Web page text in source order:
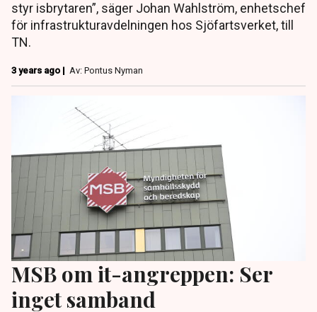
styr isbrytaren”, säger Johan Wahlström, enhetschef
för infrastrukturavdelningen hos Sjöfartsverket, till
TN.
3 years ago | Av: Pontus Nyman
MSB om it-angreppen: Ser
inget samband